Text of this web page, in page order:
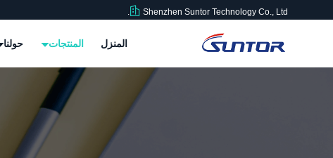
Shenzhen Suntor Technology Co., Ltd.
المنزل المنتجات حولنا